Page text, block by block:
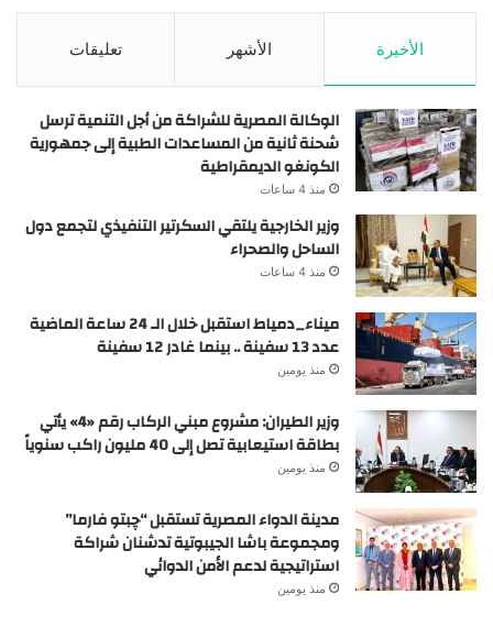
الأخيرة الأشهر تعليقات
الوكالة المصرية للشراكة من أجل التنمية ترسل
شحنة ثانية من المساعدات الطبية إلى جمهورية
الكونغو الديمقراطية
منذ 4 ساعات
وزير الخارجية يلتقي السكرتير التنفيذي لتجمع دول
الساحل والصحراء
منذ 4 ساعات
ميناء_دمياط استقبل خلال الـ 24 ساعة الماضية
عدد 13 سفينة .. بينما غادر 12 سفينة
منذ يومين
وزير الطيران: مشروع مبني الركاب رقم «4» يأتي
بطاقة استيعابية تصل إلى 40 مليون راكب سنوياً
منذ يومين
مدينة الدواء المصرية تستقبل “چبتو فارما”
ومجموعة باشا الجيبوتية تدشنان شراكة
استراتيجية لدعم الأمن الدوائي
منذ يومين